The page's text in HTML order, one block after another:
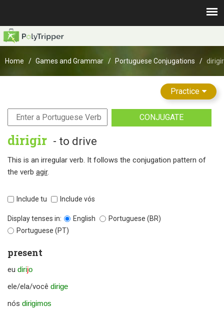
Home Games and Grammar Portuguese Conjugations dirigir
Practice
CONJUGATE
dirigir - to drive
This is an irregular verb. It follows the conjugation pattern of
the verb agir.
Include tu Include vós
Display tenses in: English
Portuguese (BR)
Portuguese (PT)
present
eu dirijo
ele/ela/você dirige
nós dirigimos